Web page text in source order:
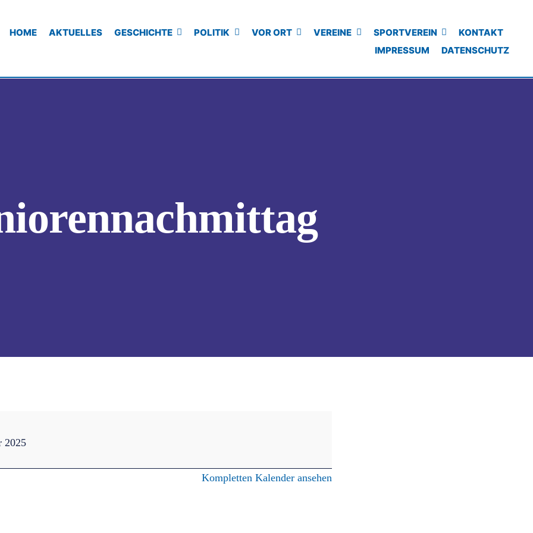
HOME AKTUELLES GESCHICHTE POLITIK VOR ORT VEREINE SPORTVEREIN
KONTAKT
IMPRESSUM
DATENSCHUTZ
2025
Kompletten Kalender ansehen